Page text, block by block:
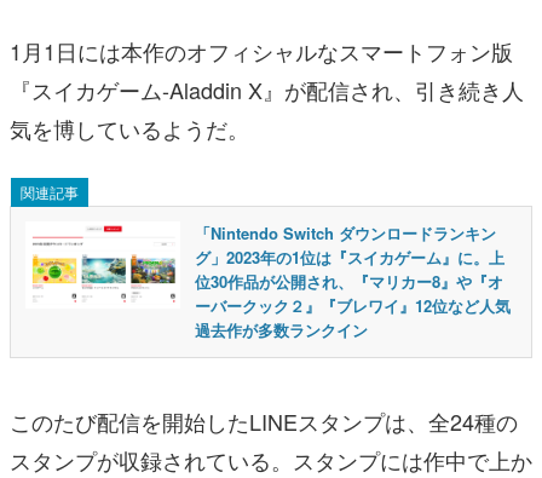
1月1日には本作のオフィシャルなスマートフォン版
『スイカゲーム-Aladdin X』が配信され、引き続き人
気を博しているようだ。
関連記事
「Nintendo Switch ダウンロードランキン
グ」2023年の1位は『スイカゲーム』に。上
位30作品が公開され、『マリカー8』や『オ
ーバークック２』『ブレワイ』12位など人気
過去作が多数ランクイン
このたび配信を開始したLINEスタンプは、全24種の
スタンプが収録されている。スタンプには作中で上か